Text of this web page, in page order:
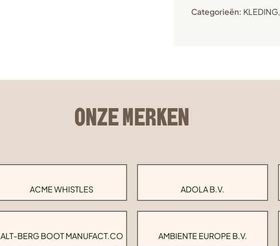
Categorieën: KLEDING,
ONZE MERKEN
ACME WHISTLES ADOLA B.V.
ALT-BERG BOOT MANUFACT.CO AMBIENTE EUROPE B.V.